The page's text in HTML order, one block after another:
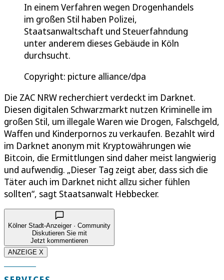
In einem Verfahren wegen Drogenhandels
im großen Stil haben Polizei,
Staatsanwaltschaft und Steuerfahndung
unter anderem dieses Gebäude in Köln
durchsucht.
Copyright: picture alliance/dpa
Die ZAC NRW recherchiert verdeckt im Darknet.
Diesen digitalen Schwarzmarkt nutzen Kriminelle im
großen Stil, um illegale Waren wie Drogen, Falschgeld,
Waffen und Kinderpornos zu verkaufen. Bezahlt wird
im Darknet anonym mit Kryptowährungen wie
Bitcoin, die Ermittlungen sind daher meist langwierig
und aufwendig. „Dieser Tag zeigt aber, dass sich die
Täter auch im Darknet nicht allzu sicher fühlen
sollten“, sagt Staatsanwalt Hebbecker.
Kölner Stadt-Anzeiger · Community
Diskutieren Sie mit
Jetzt kommentieren
ANZEIGE X